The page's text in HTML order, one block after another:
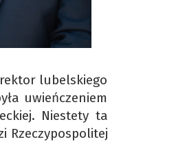
lubelskiego
uwieńczeniem
Niestety ta
Rzeczypospolitej